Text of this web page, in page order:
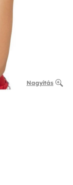
Nagyítás